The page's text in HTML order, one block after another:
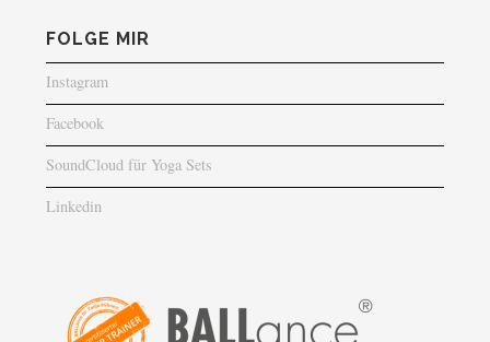
FOLGE MIR
Instagram
Facebook
SoundCloud für Yoga Sets
Linkedin